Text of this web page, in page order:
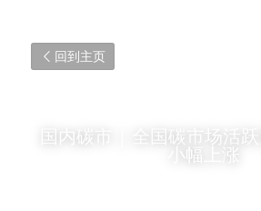
回到主页
国内碳市 | 全国碳市场活跃
小幅上涨